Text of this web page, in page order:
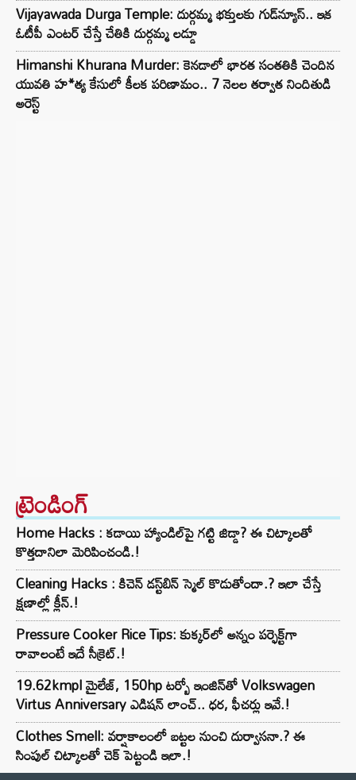
Vijayawada Durga Temple: దుర్గమ్మ భక్తులకు గుడ్‌న్యూస్.. ఇక
ఓటీపీ ఎంటర్ చేస్తే చేతికి దుర్గమ్మ లడ్డూ
Himanshi Khurana Murder: కెనడాలో భారత సంతతికి చెందిన
యువతి హ*త్య కేసులో కీలక పరిణామం.. 7 నెలల తర్వాత నిందితుడి
అరెస్ట్
ట్రెండింగ్‌
Home Hacks : కడాయి హ్యాండిల్‌పై గట్టి జిడ్డా? ఈ చిట్కాలతో
కొత్తదానిలా మెరిపించండి.!
Cleaning Hacks : కిచెన్ డస్ట్‌బిన్ స్మెల్ కొడుతోందా.? ఇలా చేస్తే
క్షణాల్లో క్లీన్.!
Pressure Cooker Rice Tips: కుక్కర్‌లో అన్నం పర్ఫెక్ట్‌గా
రావాలంటే ఇదే సీక్రెట్.!
19.62kmpl మైలేజ్, 150hp టర్బో ఇంజిన్‌తో Volkswagen
Virtus Anniversary ఎడిషన్ లాంచ్.. ధర, ఫీచర్లు ఇవే.!
Clothes Smell: వర్షాకాలంలో బట్టల నుంచి దుర్వాసనా.? ఈ
సింపుల్ చిట్కాలతో చెక్ పెట్టండి ఇలా.!